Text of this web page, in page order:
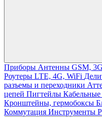
Приборы Антенны GSM,
Роутеры LTE, 4G, WiFi
разъемы и переходники
цепей Пигтейлы
Кронштейны, гермобоксы
Коммутация Инструменты